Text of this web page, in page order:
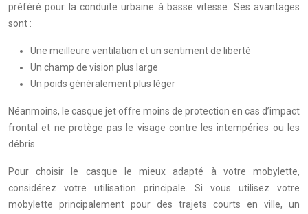
préféré pour la conduite urbaine à basse vitesse. Ses avantages
sont :
Une meilleure ventilation et un sentiment de liberté
Un champ de vision plus large
Un poids généralement plus léger
Néanmoins, le casque jet offre moins de protection en cas d’impact
frontal et ne protège pas le visage contre les intempéries ou les
débris.
Pour choisir le casque le mieux adapté à votre mobylette,
considérez votre utilisation principale. Si vous utilisez votre
mobylette principalement pour des trajets courts en ville, un